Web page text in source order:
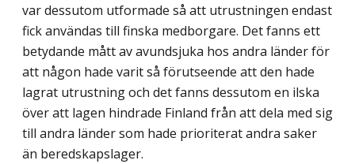
var dessutom utformade så att utrustningen endast
fick användas till finska medborgare. Det fanns ett
betydande mått av avundsjuka hos andra länder för
att någon hade varit så förutseende att den hade
lagrat utrustning och det fanns dessutom en ilska
över att lagen hindrade Finland från att dela med sig
till andra länder som hade prioriterat andra saker
än beredskapslager.